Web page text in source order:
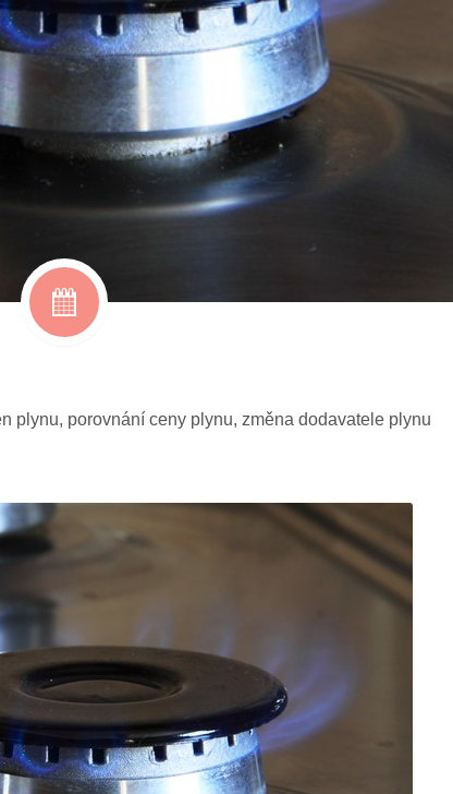
plynu, porovnání ceny plynu, změna dodavatele plynu